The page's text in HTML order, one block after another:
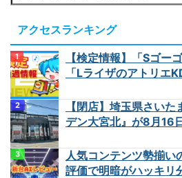
アクセスランキング
【検定情報】「Sゴー
「Lライザのアトリ
【閉店】埼玉県さい
デン大宮北』が8月16
人気コンテンツ勢揃
評価で明暗がハッキリ